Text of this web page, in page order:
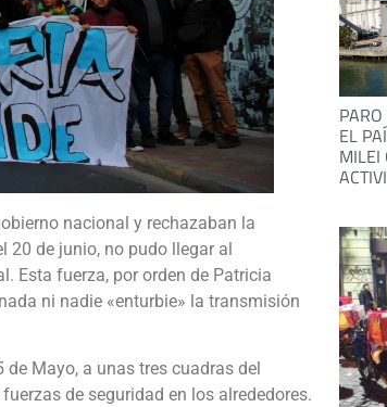
nacional y rechazaban la
20 de junio, no pudo llegar al
Esta fuerza, por orden de Patricia
ni nadie «enturbie» la transmisión
Mayo, a unas tres cuadras del
de seguridad en los alrededores.
EL
MILEI